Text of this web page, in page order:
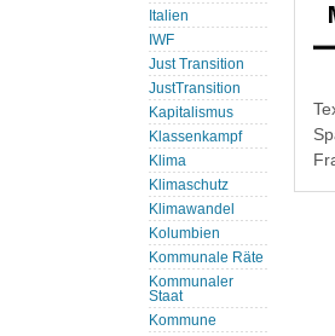
Italien
IWF
Just Transition
JustTransition
Kapitalismus
Klassenkampf
Klima
Klimaschutz
Klimawandel
Kolumbien
Kommunale Räte
Kommunaler
Staat
Kommune